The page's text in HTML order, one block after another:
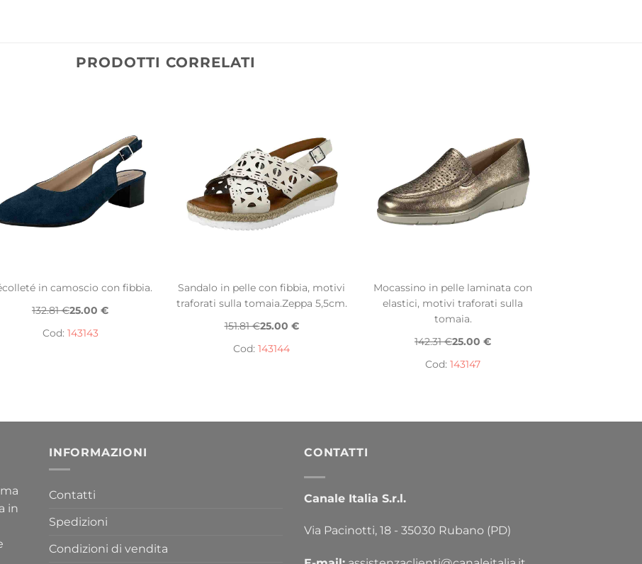
PRODOTTI CORRELATI
in camoscio con fibbia.
132.81 €25.00 €
Cod: 143143
Sandalo in pelle con fibbia, motivi
traforati sulla tomaia.Zeppa 5,5cm.
151.81 €25.00 €
Cod: 143144
Mocassino in pelle laminata con
elastici, motivi traforati sulla
tomaia.
142.31 €25.00 €
Cod: 143147
in
INFORMAZIONI
Contatti
Spedizioni
Condizioni di vendita
CONTATTI
Canale Italia S.r.l.
Via Pacinotti, 18 - 35030 Rubano (PD)